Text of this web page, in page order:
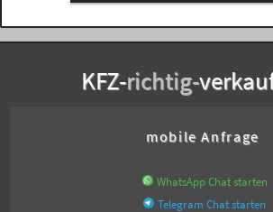
KFZ-richtig-
mobile Anfrage
WhatsApp Chat starten
Telegram Chat starten